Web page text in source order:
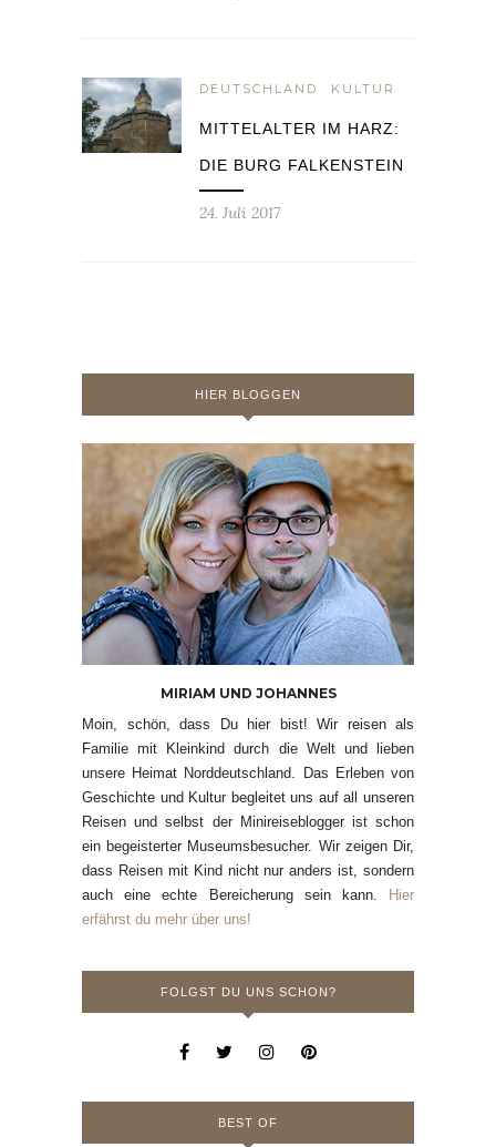
DEUTSCHLAND KULTUR
MITTELALTER IM HARZ:
DIE BURG FALKENSTEIN
24. Juli 2017
HIER BLOGGEN
MIRIAM UND JOHANNES
Moin, schön, dass Du hier bist! Wir reisen als
Familie mit Kleinkind durch die Welt und lieben
unsere Heimat Norddeutschland. Das Erleben von
Geschichte und Kultur begleitet uns auf all unseren
Reisen und selbst der Minireiseblogger ist schon
ein begeisterter Museumsbesucher. Wir zeigen Dir,
dass Reisen mit Kind nicht nur anders ist, sondern
auch eine echte Bereicherung sein kann.
Hier
erfährst du mehr über uns!
FOLGST DU UNS SCHON?
BEST OF